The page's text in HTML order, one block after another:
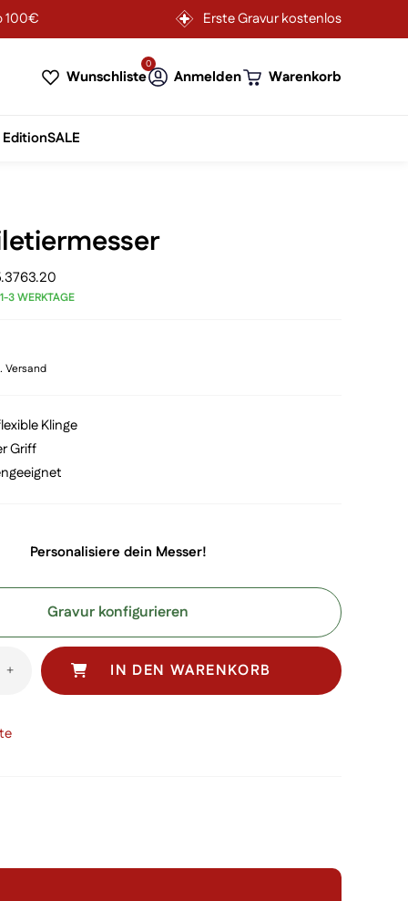
100€ Erste Gravur kostenlos
Wunschliste
0
Anmelden Warenkorb
SALE
3 WERKTAGE
Versand
Klinge
Griff
Personalisiere dein Messer!
Gravur konfigurieren
+ IN DEN WARENKORB